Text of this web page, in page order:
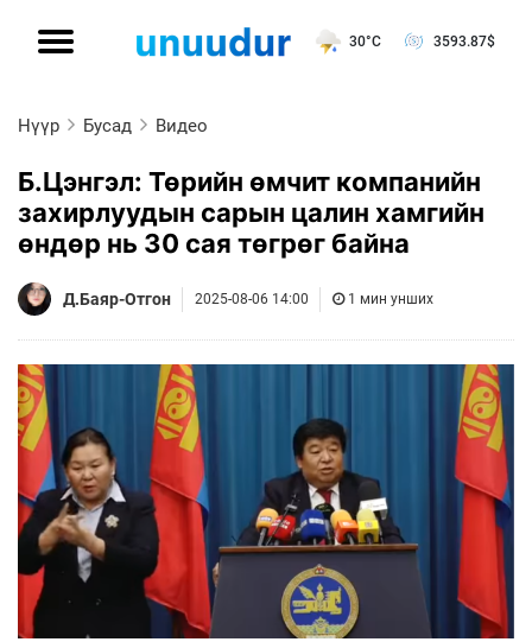
30°C 3593.87$
Нүүр Бусад Видео
Б.Цэнгэл: Төрийн өмчит компанийн
захирлуудын сарын цалин хамгийн
өндөр нь 30 сая төгрөг байна
Д.Баяр-Отгон 2025-08-06 14:00 1 мин унших